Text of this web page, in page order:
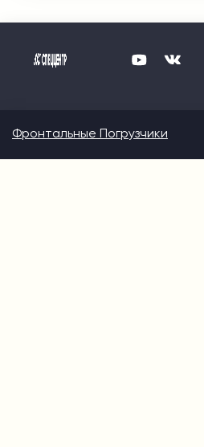
Фронтальные Погрузчики